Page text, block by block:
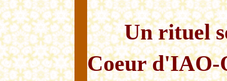
Un rituel
Coeur d'IAO-